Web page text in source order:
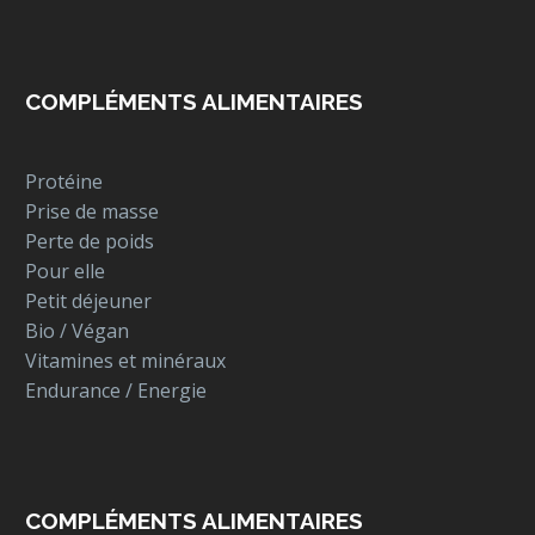
COMPLÉMENTS ALIMENTAIRES
Protéine
Prise de masse
Perte de poids
Pour elle
Petit déjeuner
Bio / Végan
Vitamines et minéraux
Endurance / Energie
COMPLÉMENTS ALIMENTAIRES